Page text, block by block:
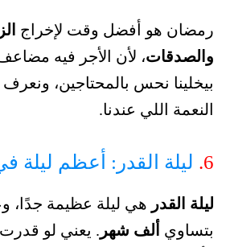
رمضان هو أفضل وقت لإخراج
والصدقات، لأن الأجر فيه
بيخلينا نحس بالمحتاجين،
النعمة اللي عندنا.
6. ليلة القدر: أعظم ليلة
ليلة القدر هي ليلة عظيمة جدًا،
بتساوي ألف شهر . يعني لو قدرت